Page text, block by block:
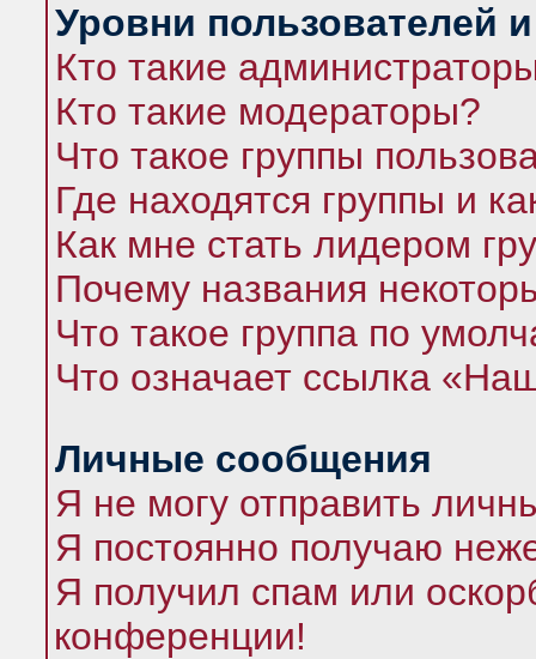
Уровни пользователей
Кто такие
Кто такие модераторы?
Что такое группы
Где находятся группы и
Как мне стать лидером
Почему названия
Что такое группа по
Что означает ссылка
Личные сообщения
Я не могу отправить
Я постоянно получаю
Я получил спам или
конференции!